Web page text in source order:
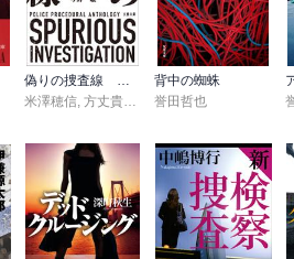
偽りの捜査線 警察小説アンソロジー
米澤穂信, 方丈貴恵 荒木あかね
背中の蜘蛛
誉田哲也